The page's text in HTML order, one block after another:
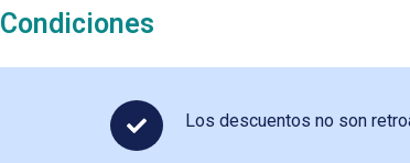
Condiciones
Los descuentos no son